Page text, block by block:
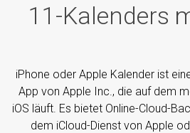
11-Kalenders
iPhone oder Apple Kalender ist
App von Apple Inc., die auf dem
iOS läuft. Es bietet Online-Cloud-
dem iCloud-Dienst von Apple